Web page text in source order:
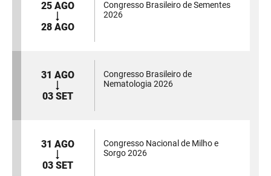
25 AGO
28 AGO
Congresso Brasileiro de Sementes
2026
31 AGO
03 SET
Congresso Brasileiro de
Nematologia 2026
31 AGO
03 SET
Congresso Nacional de Milho e
Sorgo 2026